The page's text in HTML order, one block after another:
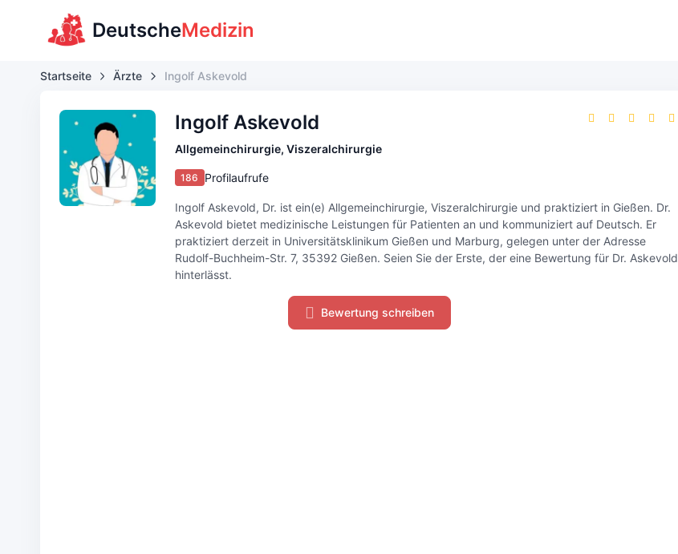
DeutscheMedizin
Startseite Ärzte Ingolf Askevold
Ingolf Askevold
Allgemeinchirurgie, Viszeralchirurgie
186 Profilaufrufe
Ingolf Askevold, Dr. ist ein(e) Allgemeinchirurgie, Viszeralchirurgie und praktiziert in Gießen. Dr.
Askevold bietet medizinische Leistungen für Patienten an und kommuniziert auf Deutsch. Er
praktiziert derzeit in Universitätsklinikum Gießen und Marburg, gelegen unter der Adresse
Rudolf-Buchheim-Str. 7, 35392 Gießen. Seien Sie der Erste, der eine Bewertung für Dr. Askevold
hinterlässt.
Bewertung schreiben